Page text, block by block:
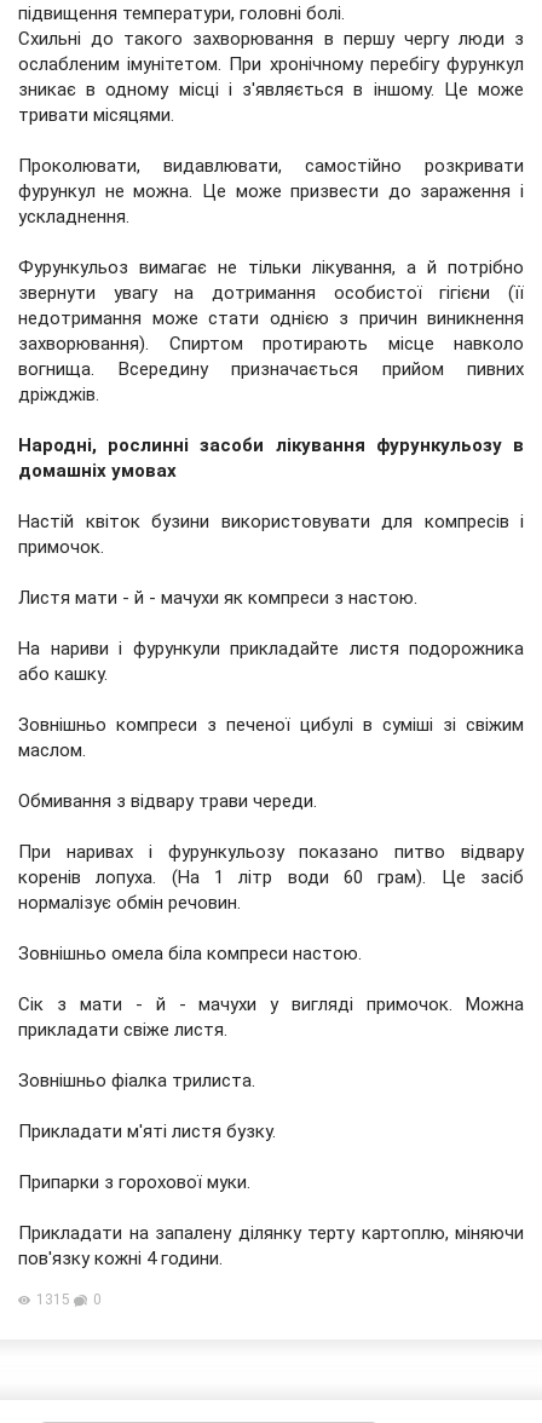
підвищення температури, головні болі.
Схильні до такого захворювання в першу чергу люди з
ослабленим імунітетом. При хронічному перебігу фурункул
зникає в одному місці і з'являється в іншому. Це може
тривати місяцями.
Проколювати, видавлювати, самостійно розкривати
фурункул не можна. Це може призвести до зараження і
ускладнення.
Фурункульоз вимагає не тільки лікування, а й потрібно
звернути увагу на дотримання особистої гігієни (її
недотримання може стати однією з причин виникнення
захворювання). Спиртом протирають місце навколо
вогнища. Всередину призначається прийом пивних
дріжджів.
Народні, рослинні засоби лікування фурункульозу в
домашніх умовах
Настій квіток бузини використовувати для компресів і
примочок.
Листя мати - й - мачухи як компреси з настою.
На нариви і фурункули прикладайте листя подорожника
або кашку.
Зовнішньо компреси з печеної цибулі в суміші зі свіжим
маслом.
Обмивання з відвару трави череди.
При наривах і фурункульозу показано питво відвару
коренів лопуха. (На 1 літр води 60 грам). Це засіб
нормалізує обмін речовин.
Зовнішньо омела біла компреси настою.
Сік з мати - й - мачухи у вигляді примочок. Можна
прикладати свіже листя.
Зовнішньо фіалка трилиста.
Прикладати м'яті листя бузку.
Припарки з горохової муки.
Прикладати на запалену ділянку терту картоплю, міняючи
пов'язку кожні 4 години.
1315 0